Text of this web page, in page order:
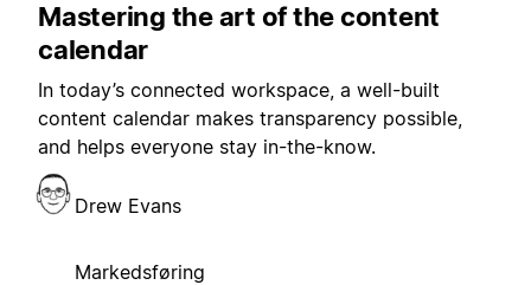
Mastering the art of the content
calendar
In today’s connected workspace, a well-built
content calendar makes transparency possible,
and helps everyone stay in-the-know.
Drew Evans
Markedsføring